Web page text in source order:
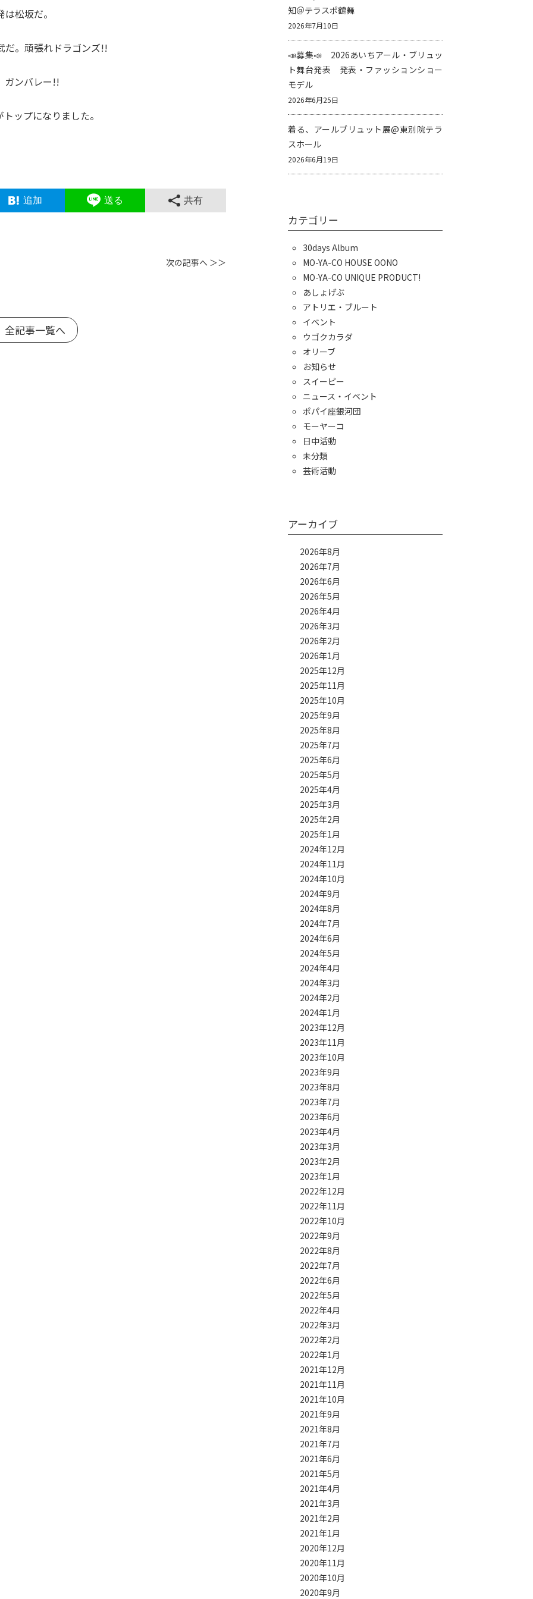
松坂だ。
だ。頑張れドラゴンズ!!
ガンバレー!!
ップになりました。
追加 送る 共有
次の記事へ ＞＞
記事一覧へ
知＠テラスポ鶴舞
2026年7月10日
📣募集📣 2026あいちアール・ブリュッ
ト舞台発表 発表・ファッションショー
モデル
2026年6月25日
着る、アールブリュット展@東別院テラ
スホール
2026年6月19日
カテゴリー
30days Album
MO-YA-CO HOUSE OONO
MO-YA-CO UNIQUE PRODUCT!
あしょげぶ
アトリエ・ブルート
イベント
ウゴクカラダ
オリーブ
お知らせ
スイーピー
ニュース・イベント
ポパイ座銀河団
モーヤーコ
日中活動
未分類
芸術活動
アーカイブ
2026年8月
2026年7月
2026年6月
2026年5月
2026年4月
2026年3月
2026年2月
2026年1月
2025年12月
2025年11月
2025年10月
2025年9月
2025年8月
2025年7月
2025年6月
2025年5月
2025年4月
2025年3月
2025年2月
2025年1月
2024年12月
2024年11月
2024年10月
2024年9月
2024年8月
2024年7月
2024年6月
2024年5月
2024年4月
2024年3月
2024年2月
2024年1月
2023年12月
2023年11月
2023年10月
2023年9月
2023年8月
2023年7月
2023年6月
2023年4月
2023年3月
2023年2月
2023年1月
2022年12月
2022年11月
2022年10月
2022年9月
2022年8月
2022年7月
2022年6月
2022年5月
2022年4月
2022年3月
2022年2月
2022年1月
2021年12月
2021年11月
2021年10月
2021年9月
2021年8月
2021年7月
2021年6月
2021年5月
2021年4月
2021年3月
2021年2月
2021年1月
2020年12月
2020年11月
2020年10月
2020年9月